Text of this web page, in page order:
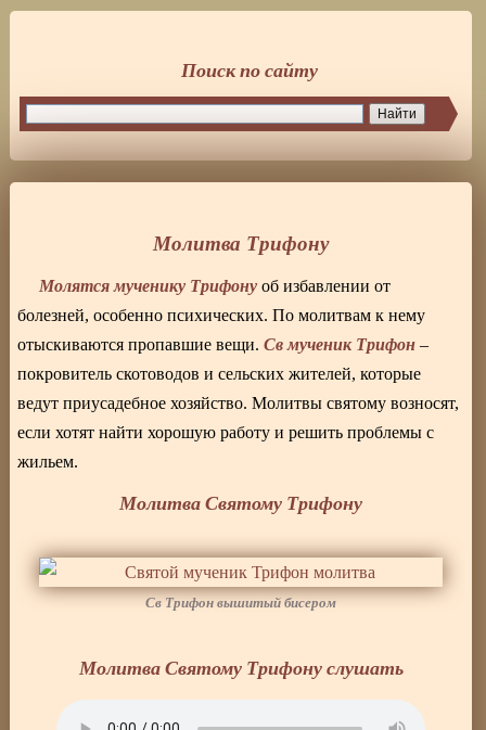
Молитва Трифону
Молятся мученику Трифону об избавлении от
болезней, особенно психических. По молитвам к нему
отыскиваются пропавшие вещи.Св мученик Трифон –
покровитель скотоводов и сельских жителей, которые
ведут приусадебное хозяйство. Молитвы святому возносят,
если хотят найти хорошую работу и решить проблемы с
жильем.
Молитва Святому Трифону
Св Трифон вышитый бисером
Молитва Святому Трифону слушать
Поиск по сайту